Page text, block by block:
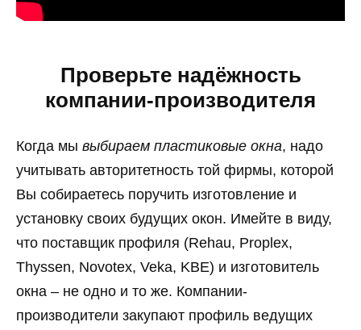
Проверьте надёжность
компании-производителя
Когда мы выбираем пластиковые окна, надо
учитывать авторитетность той фирмы, которой
Вы собираетесь поручить изготовление и
установку своих будущих окон. Имейте в виду,
что поставщик профиля (Rehau, Proplex,
Thyssen, Novotex, Veka, KBE) и изготовитель
окна – не одно и то же. Компании-
производители закупают профиль ведущих